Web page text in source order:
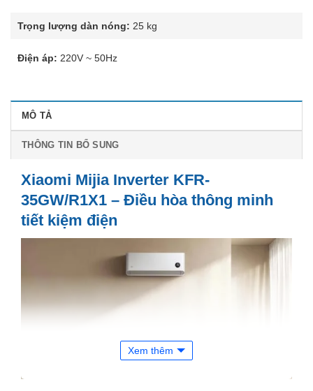
MÔ TẢ
THÔNG TIN BỔ SUNG
Xiaomi Mijia Inverter KFR-
35GW/R1X1 – Điều hòa thông minh
tiết kiệm điện
Xem thêm
Trọng lượng dàn nóng: 25 kg
Điện áp: 220V ~ 50Hz